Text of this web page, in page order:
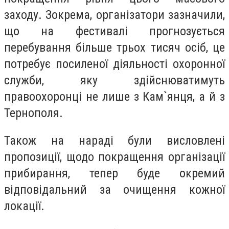
заходу. Зокрема, організатори зазначили,
що на фестивалі прогнозується
перебування більше трьох тисяч осіб, це
потребує посиленої діяльності охоронної
служби, яку здійснюватимуть
правоохоронці не лише з Кам`янця, а й з
Тернополя.
Також на нараді були висловлені
пропозиції, щодо покращення організації
прибирання, тепер буде окремий
відповідальний за очищення кожної
локації.